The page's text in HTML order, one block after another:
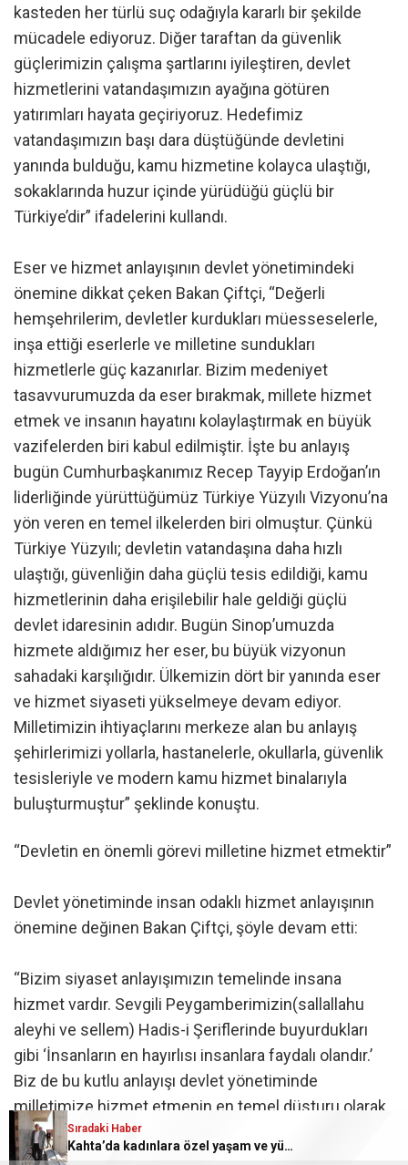
kasteden her türlü suç odağıyla kararlı bir şekilde
mücadele ediyoruz. Diğer taraftan da güvenlik
güçlerimizin çalışma şartlarını iyileştiren, devlet
hizmetlerini vatandaşımızın ayağına götüren
yatırımları hayata geçiriyoruz. Hedefimiz
vatandaşımızın başı dara düştüğünde devletini
yanında bulduğu, kamu hizmetine kolayca ulaştığı,
sokaklarında huzur içinde yürüdüğü güçlü bir
Türkiye’dir” ifadelerini kullandı.
Eser ve hizmet anlayışının devlet yönetimindeki
önemine dikkat çeken Bakan Çiftçi, “Değerli
hemşehrilerim, devletler kurdukları müesseselerle,
inşa ettiği eserlerle ve milletine sundukları
hizmetlerle güç kazanırlar. Bizim medeniyet
tasavvurumuzda da eser bırakmak, millete hizmet
etmek ve insanın hayatını kolaylaştırmak en büyük
vazifelerden biri kabul edilmiştir. İşte bu anlayış
bugün Cumhurbaşkanımız Recep Tayyip Erdoğan’ın
liderliğinde yürüttüğümüz Türkiye Yüzyılı Vizyonu’na
yön veren en temel ilkelerden biri olmuştur. Çünkü
Türkiye Yüzyılı; devletin vatandaşına daha hızlı
ulaştığı, güvenliğin daha güçlü tesis edildiği, kamu
hizmetlerinin daha erişilebilir hale geldiği güçlü
devlet idaresinin adıdır. Bugün Sinop’umuzda
hizmete aldığımız her eser, bu büyük vizyonun
sahadaki karşılığıdır. Ülkemizin dört bir yanında eser
ve hizmet siyaseti yükselmeye devam ediyor.
Milletimizin ihtiyaçlarını merkeze alan bu anlayış
şehirlerimizi yollarla, hastanelerle, okullarla, güvenlik
tesisleriyle ve modern kamu hizmet binalarıyla
buluşturmuştur” şeklinde konuştu.
“Devletin en önemli görevi milletine hizmet etmektir”
Devlet yönetiminde insan odaklı hizmet anlayışının
önemine değinen Bakan Çiftçi, şöyle devam etti:
“Bizim siyaset anlayışımızın temelinde insana
hizmet vardır. Sevgili Peygamberimizin(sallallahu
aleyhi ve sellem) Hadis-i Şeriflerinde buyurdukları
gibi ‘İnsanların en hayırlısı insanlara faydalı olandır.’
Biz de bu kutlu anlayışı devlet yönetiminde
milletimize hizmet etmenin en temel düsturu olarak
görüyoruz. Devletin en önemli görevi milletine
hizmet etmek, mazlumun elinden tutmak, vatandaşın
Sıradaki Haber
Kahta’da kadınlara özel yaşam ve yüzme merkezi